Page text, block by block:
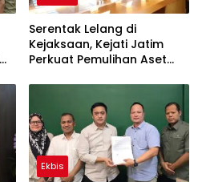
Serentak Lelang di
Kejaksaan, Kejati Jatim
Perkuat Pemulihan Aset
Kerugian Negara
Ekbis